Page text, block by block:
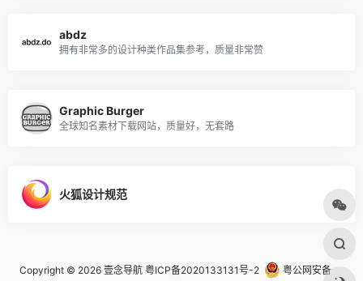
abdz
拥有非常多的设计种类作品集参考，质量非常赞
Graphic Burger
全球知名素材下载网站，质量好，无套路
火狐设计规范
Copyright © 2026 壹念导航 粤ICP备2020133131号-2 粤公网安备